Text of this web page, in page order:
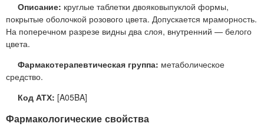
Описание: круглые таблетки двояковыпуклой формы,
покрытые оболочкой розового цвета. Допускается мраморность.
На поперечном разрезе видны два слоя, внутренний — белого
цвета.
Фармакотерапевтическая группа: метаболическое
средство.
Код АТХ: [A05BA]
Фармакологические свойства